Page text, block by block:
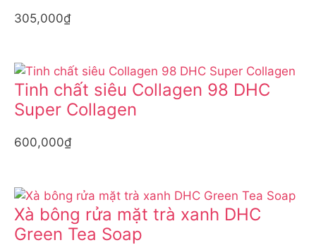
305,000₫
Tinh chất siêu Collagen 98 DHC
Super Collagen
600,000₫
Xà bông rửa mặt trà xanh DHC
Green Tea Soap